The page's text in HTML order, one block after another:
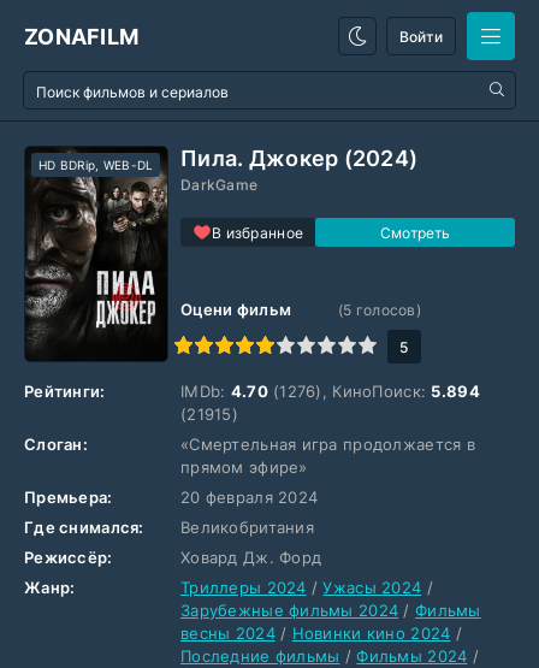
ZONAFILM Войти
Пила. Джокер (2024)
DarkGame
В избранное
HD BDRip, WEB-DL
Оцени фильм
2 7 8 9 10
(5 голосов)
5
Рейтинги: IMDb: 4.70(1276), КиноПоиск: 5.894
(21915)
Слоган:
«Смертельная игра продолжается в
прямом эфире»
Премьера:
20 февраля 2024
Где снимался:
Великобритания
Режиссёр:
Ховард Дж. Форд
Жанр:
Триллеры 2024 /Ужасы 2024 /
Зарубежные фильмы 2024 /Фильмы
весны 2024/ Новинки кино 2024 /
Последние фильмы /Фильмы 2024 /